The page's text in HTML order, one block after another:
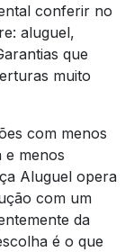
conferir no
aluguel,
que
muito
com menos
e menos
Aluguel opera
com um
da
é o que